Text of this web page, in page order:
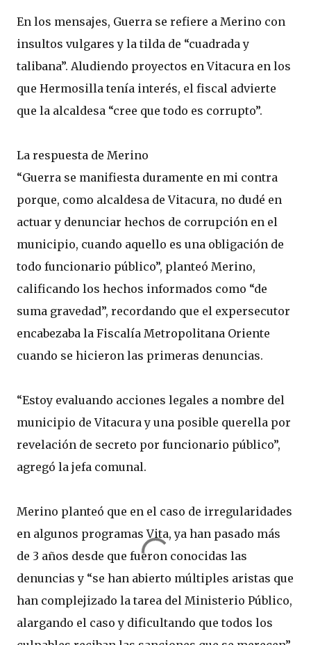
En los mensajes, Guerra se refiere a Merino con
insultos vulgares y la tilda de “cuadrada y
talibana”. Aludiendo proyectos en Vitacura en los
que Hermosilla tenía interés, el fiscal advierte
que la alcaldesa “cree que todo es corrupto”.
La respuesta de Merino
“Guerra se manifiesta duramente en mi contra
porque, como alcaldesa de Vitacura, no dudé en
actuar y denunciar hechos de corrupción en el
municipio, cuando aquello es una obligación de
todo funcionario público”, planteó Merino,
calificando los hechos informados como “de
suma gravedad”, recordando que el expersecutor
encabezaba la Fiscalía Metropolitana Oriente
cuando se hicieron las primeras denuncias.
“Estoy evaluando acciones legales a nombre del
municipio de Vitacura у una posible querella por
revelación de secreto por funcionario público”,
agregó la jefa comunal.
Merino planteó que en el caso de irregularidades
en algunos programas Vita, ya han pasado más
de 3 años desde que fueron conocidas las
denuncias y “se han abierto múltiples aristas que
han complejizado la tarea del Ministerio Público,
alargando el caso y dificultando que todos los